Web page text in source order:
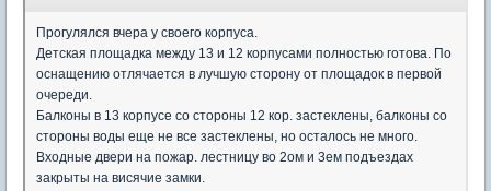
Прогулялся вчера у своего корпуса.
Детская площадка между 13 и 12 корпусами полностью готова. По
оснащению отлячается в лучшую сторону от площадок в первой
очереди.
Балконы в 13 корпусе со стороны 12 кор. застеклены, балконы со
стороны воды еще не все застеклены, но осталось не много.
Входные двери на пожар. лестницу во 2ом и 3ем подъездах
закрыты на висячие замки.